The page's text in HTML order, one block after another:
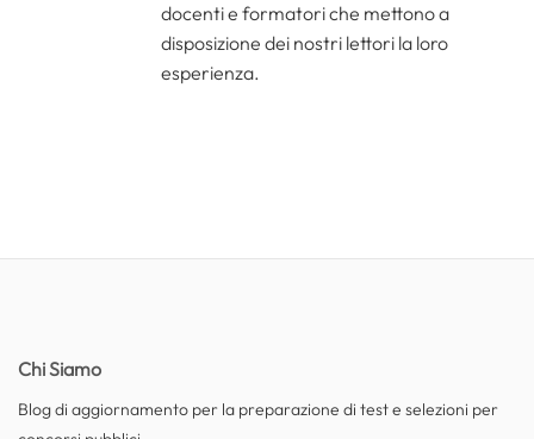
docenti e formatori che mettono a
disposizione dei nostri lettori la loro
esperienza.
Chi Siamo
Blog di aggiornamento per la preparazione di test e selezioni per